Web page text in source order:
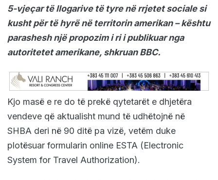
5-vjeçar të llogarive të tyre në rrjetet sociale si
kusht për të hyrë në territorin amerikan – kështu
parashesh një propozim i ri i publikuar nga
autoritetet amerikane, shkruan BBC.
Kjo masë e re do të prekë qytetarët e dhjetëra
vendeve që aktualisht mund të udhëtojnë në
SHBA deri në 90 ditë pa vizë, vetëm duke
plotësuar formularin online ESTA (Electronic
System for Travel Authorization).